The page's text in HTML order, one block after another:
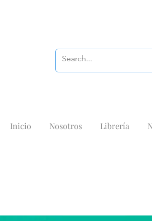
Inicio Nosotros Librería